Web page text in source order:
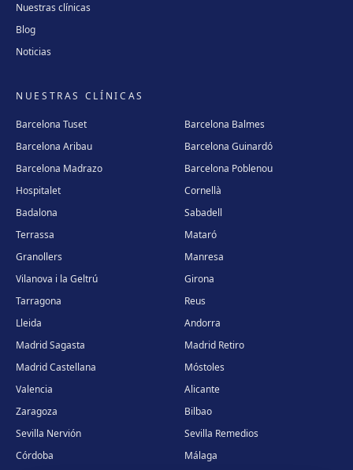
Nuestras clínicas
Blog
Noticias
NUESTRAS CLÍNICAS
Barcelona Tuset
Barcelona Balmes
Barcelona Aribau
Barcelona Guinardó
Barcelona Madrazo
Barcelona Poblenou
Hospitalet
Cornellà
Badalona
Sabadell
Terrassa
Mataró
Granollers
Manresa
Vilanova i la Geltrú
Girona
Tarragona
Reus
Lleida
Andorra
Madrid Sagasta
Madrid Retiro
Madrid Castellana
Móstoles
Valencia
Alicante
Zaragoza
Bilbao
Sevilla Nervión
Sevilla Remedios
Córdoba
Málaga